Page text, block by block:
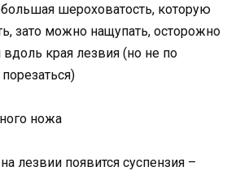
шероховатость, которую
зато можно нащупать, осторожно
края лезвия (но не по
ножа
лезвии появится суспензия –